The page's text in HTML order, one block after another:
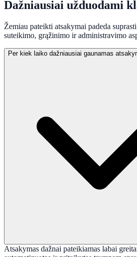
Dažniausiai užduodami
Žemiau pateikti atsakymai padeda
suteikimo, grąžinimo ir administravimo
Per kiek laiko dažniausiai gaunamas
Atsakymas dažnai pateikiamas labai